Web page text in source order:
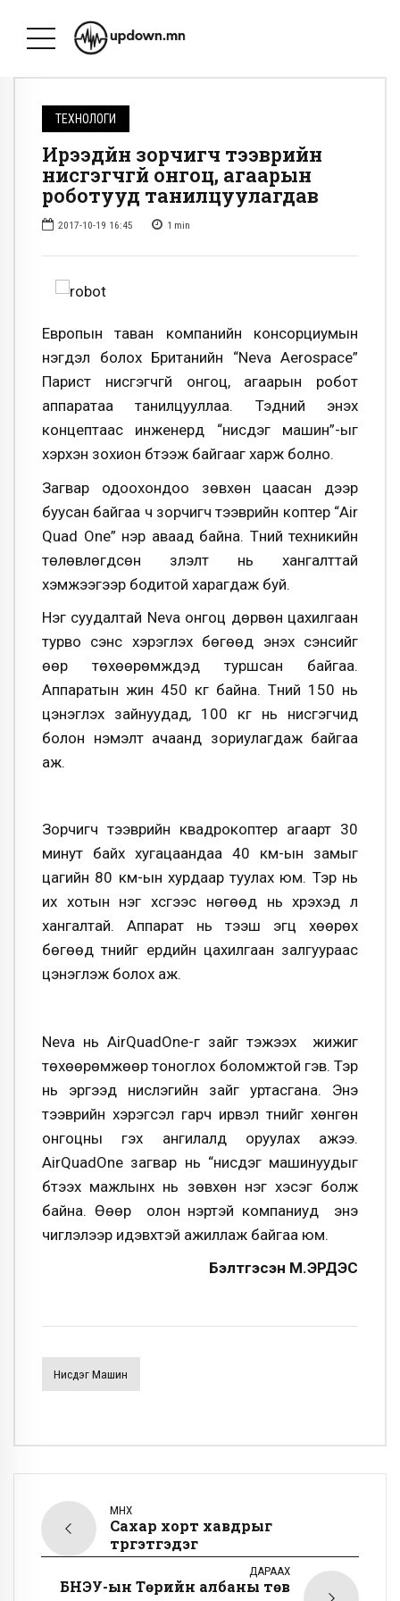
ТЕХНОЛОГИ
Ирээдүйн зорчигч тээврийн
нисгэгчгүй онгоц, агаарын
роботууд танилцуулагдав
2017-10-19 16:45 1 min
Европын таван компанийн консорциумын
нэгдэл болох Британийн “Neva Aerospace”
Парист нисгэгчгүй онгоц, агаарын робот
аппаратаа танилцууллаа. Тэдний энэхүү
концептаас инженерүүд “нисдэг машин”-ыг
хэрхэн зохион бүтээж байгааг харж болно.
Загвар одоохондоо зөвхөн цаасан дээр
буусан байгаа ч зорчигч тээврийн коптер “Air
Quad One” нэр аваад байна. Түүний техникийн
төлөвлөгдсөн үзүүлэлт нь хангалттай
хэмжээгээр бодитой харагдаж буй.
Нэг суудалтай Neva онгоц дөрвөн цахилгаан
турво сэнс хэрэглэх бөгөөд энэхүү сэнсийг
өөр төхөөрөмжүүдэд туршсан байгаа.
Аппаратын жин 450 кг байна. Түүний 150 нь
цэнэглэх зайнуудад, 100 кг нь нисгэгчид
болон нэмэлт ачаанд зориулагдаж байгаа
аж.
Зорчигч тээврийн квадрокоптер агаарт 30
минут байх хугацаандаа 40 км-ын замыг
цагийн 80 км-ын хурдаар туулах юм. Тэр нь
их хотын нэг хсгээс нөгөөд нь хүрэхэд л
хангалтай. Аппарат нь тээш эгц хөөрөх
бөгөөд түүнийг ердийн цахилгаан залгуураас
цэнэглэж болох аж.
Neva нь AirQuadOne-г зайг тэжээх жижиг
төхөөрөмжөөр тоноглох боломжтой гэв. Тэр
нь эргээд нислэгийн зайг уртасгана. Энэ
тээврийн хэрэгсэл гарч ирвэл түүнийг хөнгөн
онгоцны гэх ангилалд оруулах ажээ.
AirQuadOne загвар нь “нисдэг машинуудыг
бүтээх мажлынх нь зөвхөн нэг хэсэг болж
байна. Өөөр олон нэртэй компаниуд энэ
чиглэлээр идэвхтэй ажиллаж байгаа юм.
Бэлтгэсэн М.ЭРДЭС
Нисдэг Машин
ӨМНӨХ
Сахар хорт хавдрыг
түргэтгэдэг
ДАРААХ
БНЭУ-ын Төрийн албаны төв